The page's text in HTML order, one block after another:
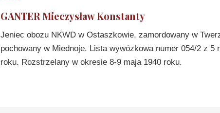
GANTER Mieczysław Konstanty
Jeniec obozu NKWD w Ostaszkowie, zamordowany w
pochowany w Miednoje. Lista wywózkowa numer 054/2 z 5
roku. Rozstrzelany w okresie 8-9 maja 1940 roku.